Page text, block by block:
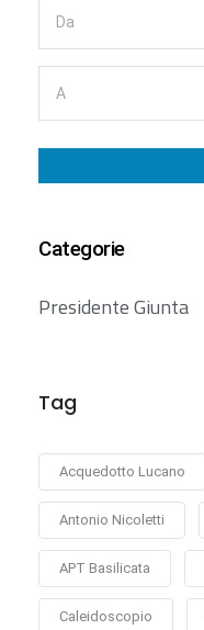
Categorie
Presidente Giunta
Tag
Acquedotto Lucano
Antonio Nicoletti
APT Basilicata
Caleidoscopio